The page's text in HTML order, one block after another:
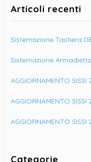
Articoli recenti
Sistemazione Tastiera
Sistemazione
AGGIORNAMENTO
AGGIORNAMENTO SISSI
AGGIORNAMENTO SISSI
Categorie